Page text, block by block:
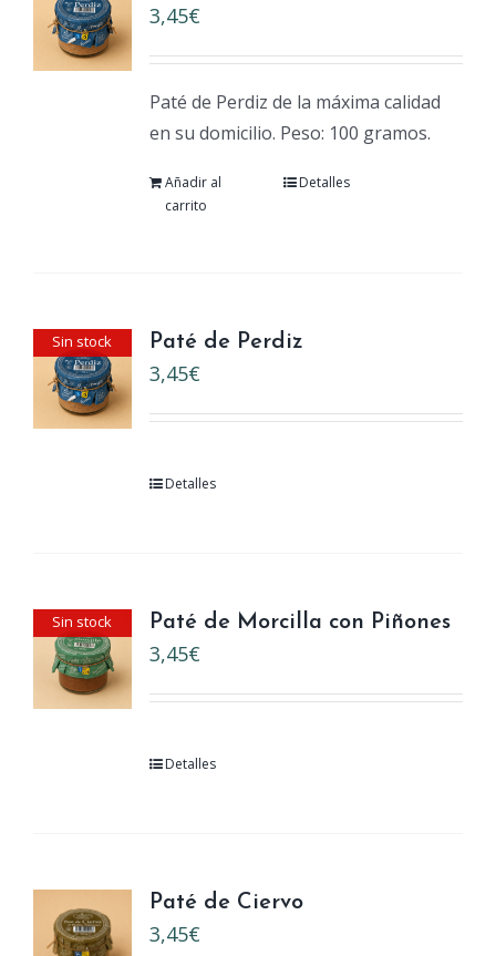
3,45€
Paté de Perdiz de la máxima calidad
en su domicilio. Peso: 100 gramos.
Añadir al
carrito
Detalles
Sin stock Paté de Perdiz
3,45€
Detalles
Sin stock Paté de Morcilla con Piñones
3,45€
Detalles
Paté de Ciervo
3,45€